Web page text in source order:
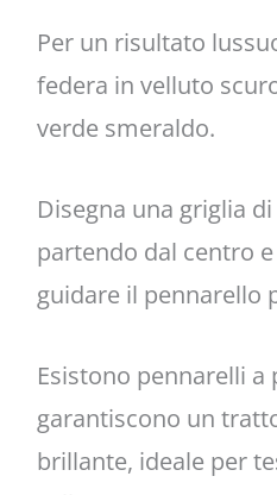
Per un risultato
federa in velluto
verde smeraldo.
Disegna una griglia
partendo dal centro
guidare il pennarello
Esistono pennarelli a
garantiscono un
brillante, ideale per